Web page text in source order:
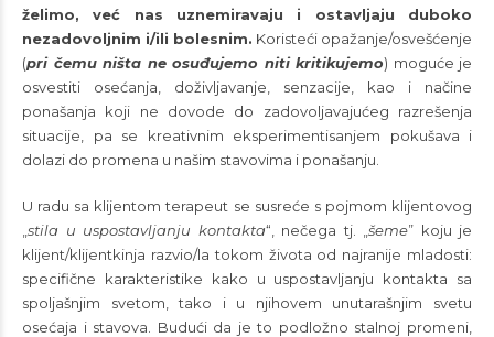
želimo, već nas uznemiravaju i ostavljaju duboko
nezadovoljnim i/ili bolesnim. Koristeći opažanje/osvešćenje
(pri čemu ništa ne osuđujemo niti kritikujemo) moguće je
osvestiti osećanja, doživljavanje, senzacije, kao i načine
ponašanja koji ne dovode do zadovoljavajućeg razrešenja
situacije, pa se kreativnim eksperimentisanjem pokušava i
dolazi do promena u našim stavovima i ponašanju.
U radu sa klijentom terapeut se susreće s pojmom klijentovog
stila u uspostavljanju kontakta“, nečega tj. „ šeme” koju je
klijent/klijentkinja razvio/la tokom života od najranije mladosti:
specifične karakteristike kako u uspostavljanju kontakta sa
spoljašnjim svetom, tako i u njihovem unutarašnjim svetu
osećaja i stavova. Budući da je to podložno stalnoj promeni,